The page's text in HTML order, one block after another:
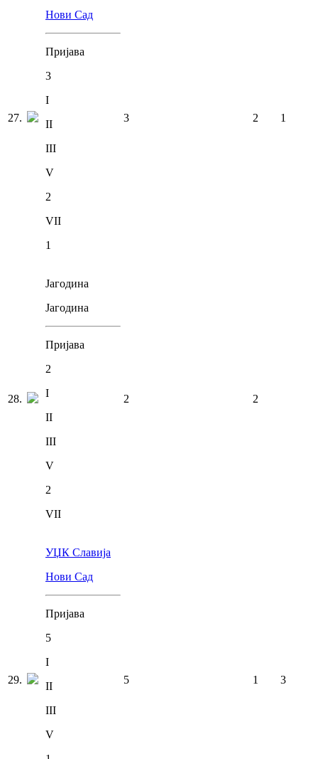
27.
Нови Сад
Пријава
3
I
II
III
V
2
VII
1
3 2 1
28.
Јагодина
Јагодина
Пријава
2
I
II
III
V
2
VII
2 2
29.
УЏК Славија
Нови Сад
Пријава
5
I
II
III
V
5 1 3